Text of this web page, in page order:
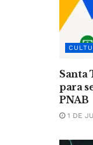
Santa
para
PNAB
1 DE